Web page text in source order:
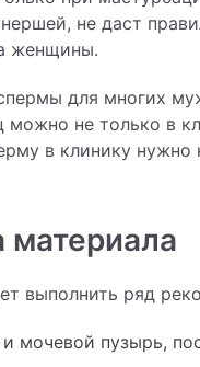
не даст
женщины.
для многих
можно не только в
в клинику
материала
выполнить ряд
мочевой пузырь,